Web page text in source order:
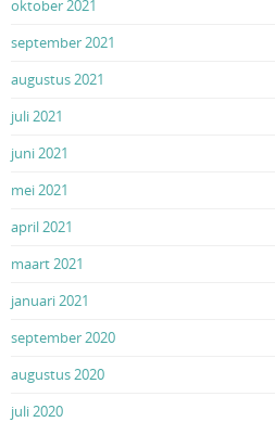
oktober 2021
september 2021
augustus 2021
juli 2021
juni 2021
mei 2021
april 2021
maart 2021
januari 2021
september 2020
augustus 2020
juli 2020